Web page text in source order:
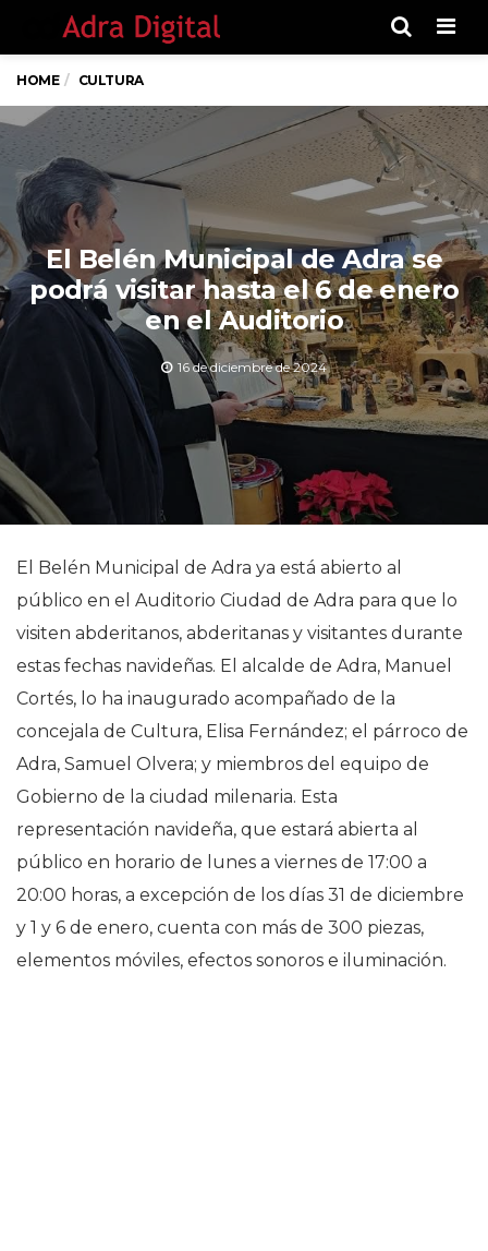
HOME CULTURA
El Belén Municipal de Adra se
podrá visitar hasta el 6 de enero
en el Auditorio
16 de diciembre de 2024
El Belén Municipal de Adra ya está abierto al
público en el Auditorio Ciudad de Adra para que lo
visiten abderitanos, abderitanas y visitantes durante
estas fechas navideñas. El alcalde de Adra, Manuel
Cortés, lo ha inaugurado acompañado de la
concejala de Cultura, Elisa Fernández; el párroco de
Adra, Samuel Olvera; y miembros del equipo de
Gobierno de la ciudad milenaria. Esta
representación navideña, que estará abierta al
público en horario de lunes a viernes de 17:00 a
20:00 horas, a excepción de los días 31 de diciembre
y 1 y 6 de enero, cuenta con más de 300 piezas,
elementos móviles, efectos sonoros e iluminación.